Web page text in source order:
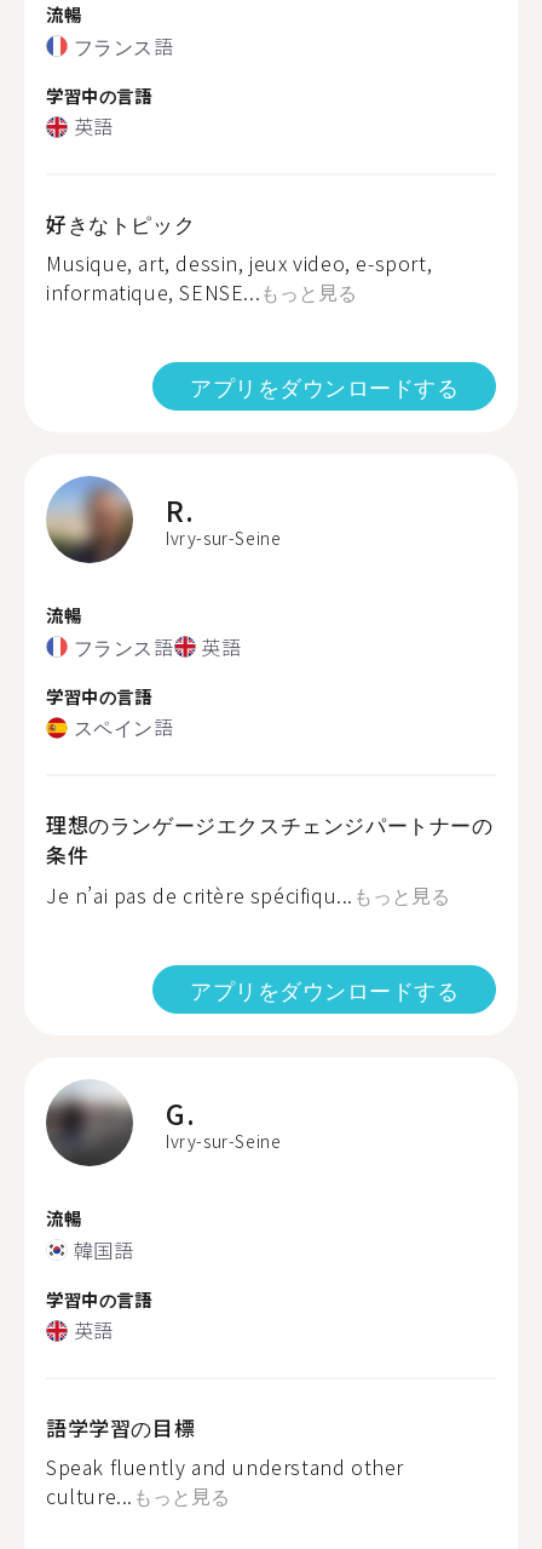
流暢
フランス語
学習中の言語
英語
好きなトピック
Musique, art, dessin, jeux video, e-sport,
informatique, SENSE...もっと見る
アプリをダウンロードする
R.
Ivry-sur-Seine
流暢
フランス語 英語
学習中の言語
スペイン語
理想のランゲージエクスチェンジパートナーの
条件
Je n’ai pas de critère spécifiqu... もっと見る
アプリをダウンロードする
G.
Ivry-sur-Seine
流暢
韓国語
学習中の言語
英語
語学学習の目標
Speak fluently and understand other
culture... もっと見る